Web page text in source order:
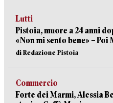
Lutti
Pistoia, muore a 24 anni
«Non mi sento bene» –
di Redazione Pistoia
Commercio
Forte dei Marmi, Alessia